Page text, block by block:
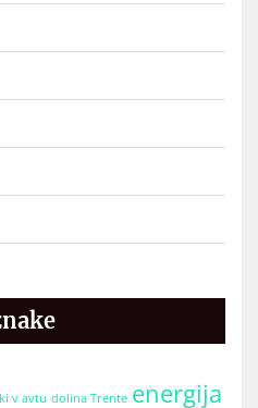
v avtu dolina Trente energija